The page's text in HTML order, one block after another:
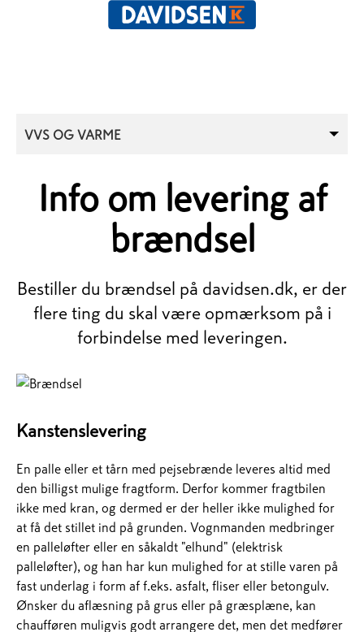
VVS OG VARME
Info om levering af
brændsel
Bestiller du brændsel på davidsen.dk, er der
flere ting du skal være opmærksom på i
forbindelse med leveringen.
Kanstenslevering
En palle eller et tårn med pejsebrænde leveres altid med
den billigst mulige fragtform. Derfor kommer fragtbilen
ikke med kran, og dermed er der heller ikke mulighed for
at få det stillet ind på grunden. Vognmanden medbringer
en palleløfter eller en såkaldt "elhund" (elektrisk
palleløfter), og han har kun mulighed for at stille varen på
fast underlag i form af f.eks. asfalt, fliser eller betongulv.
Ønsker du aflæsning på grus eller på græsplæne, kan
chaufføren muligvis godt arrangere det, men det medfører